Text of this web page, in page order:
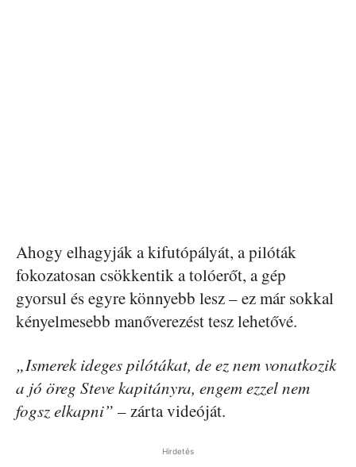
Ahogy elhagyják a kifutópályát, a pilóták
fokozatosan csökkentik a tolóerőt, a gép
gyorsul és egyre könnyebb lesz – ez már sokkal
kényelmesebb manőverezést tesz lehetővé.
„Ismerek ideges pilótákat, de ez nem vonatkozik
a jó öreg Steve kapitányra, engem ezzel nem
fogsz elkapni” – zárta videóját.
Hirdetés